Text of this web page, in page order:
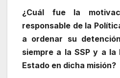
¿Cuál fue la
responsable de la
a ordenar su
siempre a la SSP y a la
Estado en dicha misión?